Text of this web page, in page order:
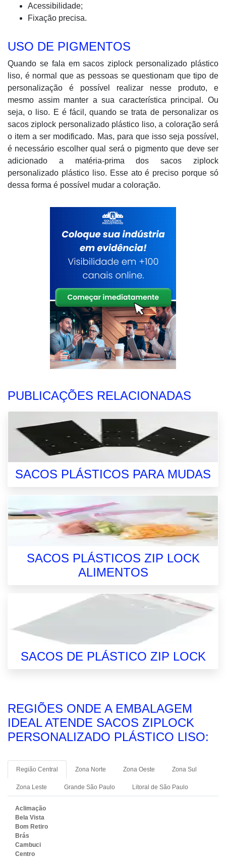
Acessibilidade;
Fixação precisa.
USO DE PIGMENTOS
Quando se fala em sacos ziplock personalizado plástico
liso, é normal que as pessoas se questionam que tipo de
personalização é possível realizar nesse produto, e
mesmo assim manter a sua característica principal. Ou
seja, o liso. E é fácil, quando se trata de personalizar os
sacos ziplock personalizado plástico liso, a coloração será
o item a ser modificado. Mas, para que isso seja possível,
é necessário escolher qual será o pigmento que deve ser
adicionado a matéria-prima dos sacos ziplock
personalizado plástico liso. Esse ato é preciso porque só
dessa forma é possível mudar a coloração.
PUBLICAÇÕES RELACIONADAS
SACOS PLÁSTICOS PARA MUDAS
SACOS PLÁSTICOS ZIP LOCK
ALIMENTOS
SACOS DE PLÁSTICO ZIP LOCK
REGIÕES ONDE A EMBALAGEM
IDEAL ATENDE SACOS ZIPLOCK
PERSONALIZADO PLÁSTICO LISO:
Região Central Zona Norte Zona Oeste Zona Sul
Zona Leste Grande São Paulo Litoral de São Paulo
Aclimação
Bela Vista
Bom Retiro
Brás
Cambuci
Centro